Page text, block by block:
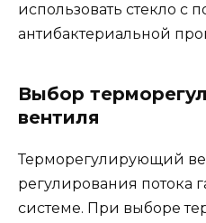
использовать стекло с
антибактериальной
Выбор
вентиля
Терморегулирующий
регулирования потока
системе. При выборе